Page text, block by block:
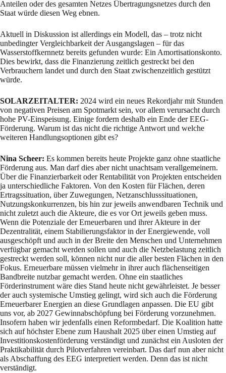
Anteilen oder des gesamten Netzes Übertragungsnetzes durch den
Staat würde diesen Weg ebnen.
Aktuell in Diskussion ist allerdings ein Modell, das – trotz nicht
unbedingter Vergleichbarkeit der Ausgangslagen – für das
Wasserstoffkernnetz bereits gefunden wurde: Ein Amortisationskonto.
Dies bewirkt, dass die Finanzierung zeitlich gestreckt bei den
Verbrauchern landet und durch den Staat zwischenzeitlich gestützt
würde.
SOLARZEITALTER: 2024 wird ein neues Rekordjahr mit Stunden
von negativen Preisen am Spotmarkt sein, vor allem verursacht durch
hohe PV-Einspeisung. Einige fordern deshalb ein Ende der EEG-
Förderung. Warum ist das nicht die richtige Antwort und welche
weiteren Handlungsoptionen gibt es?
Nina Scheer: Es kommen bereits heute Projekte ganz ohne staatliche
Förderung aus. Man darf dies aber nicht unachtsam verallgemeinern.
Über die Finanzierbarkeit oder Rentabilität von Projekten entscheiden
ja unterschiedliche Faktoren. Von den Kosten für Flächen, deren
Ertragssituation, über Zuwegungen, Netzanschlusssituationen,
Nutzungskonkurrenzen, bis hin zur jeweils anwendbaren Technik und
nicht zuletzt auch die Akteure, die es vor Ort jeweils geben muss.
Wenn die Potenziale der Erneuerbaren und ihrer Akteure in der
Dezentralität, einem Stabilierungsfaktor in der Energiewende, voll
ausgeschöpft und auch in der Breite den Menschen und Unternehmen
verfügbar gemacht werden sollen und auch die Netzbelastung zeitlich
gestreckt werden soll, können nicht nur die aller besten Flächen in den
Fokus. Erneuerbare müssen vielmehr in ihrer auch flächenseitigen
Bandbreite nutzbar gemacht werden. Ohne ein staatliches
Förderinstrument wäre dies Stand heute nicht gewährleistet. Je besser
der auch systemische Umstieg gelingt, wird sich auch die Förderung
Erneuerbarer Energien an diese Grundlagen anpassen. Die EU gibt
uns vor, ab 2027 Gewinnabschöpfung bei Förderung vorzunehmen.
Insofern haben wir jedenfalls einen Reformbedarf. Die Koalition hatte
sich auf höchster Ebene zum Haushalt 2025 über einen Umstieg auf
Investitionskostenförderung verständigt und zunächst ein Ausloten der
Praktikabilität durch Pilotverfahren vereinbart. Das darf nun aber nicht
als Abschaffung des EEG interpretiert werden. Denn das ist nicht
verständigt.